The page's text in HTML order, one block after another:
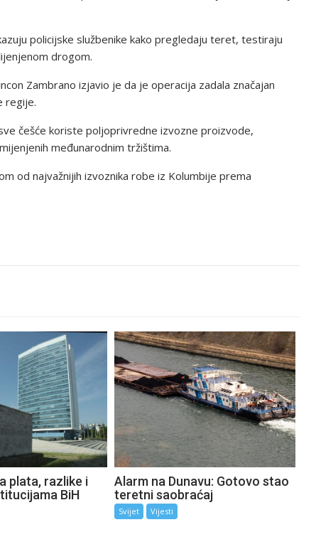
policijske službenike kako pregledaju teret, testiraju
drogom.
Zambrano izjavio je da je operacija zadala značajan
regije.
češće koriste poljoprivredne izvozne proizvode,
međunarodnim tržištima.
od najvažnijih izvoznika robe iz Kolumbije prema
plata, razlike i
BiH
Alarm na Dunavu: Gotovo stao
teretni saobraćaj
Svijet Vijesti